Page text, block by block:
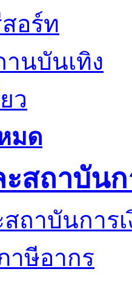
อร์ท
นบันเทิง
ว
มด
สถาบันก
าษีอากร